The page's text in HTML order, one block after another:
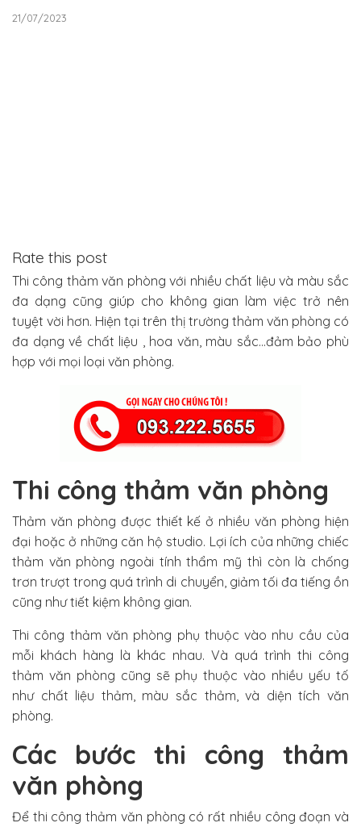
21/07/2023
Rate this post
Thi công thảm văn phòng với nhiều chất liệu và màu sắc
đa dạng cũng giúp cho không gian làm việc trở nên
tuyệt vời hơn. Hiện tại trên thị trường thảm văn phòng có
đa dạng về chất liệu , hoa văn, màu sắc…đảm bảo phù
hợp với mọi loại văn phòng.
Thi công thảm văn phòng
Thảm văn phòng được thiết kế ở nhiều văn phòng hiện
đại hoặc ở những căn hộ studio. Lợi ích của những chiếc
thảm văn phòng ngoài tính thẩm mỹ thì còn là chống
trơn trượt trong quá trình di chuyển, giảm tối đa tiếng ồn
cũng như tiết kiệm không gian.
Thi công thảm văn phòng phụ thuộc vào nhu cầu của
mỗi khách hàng là khác nhau. Và quá trình thi công
thảm văn phòng cũng sẽ phụ thuộc vào nhiều yếu tố
như chất liệu thảm, màu sắc thảm, và diện tích văn
phòng.
Các bước thi công thảm
văn phòng
Để thi công thảm văn phòng có rất nhiều công đoạn và